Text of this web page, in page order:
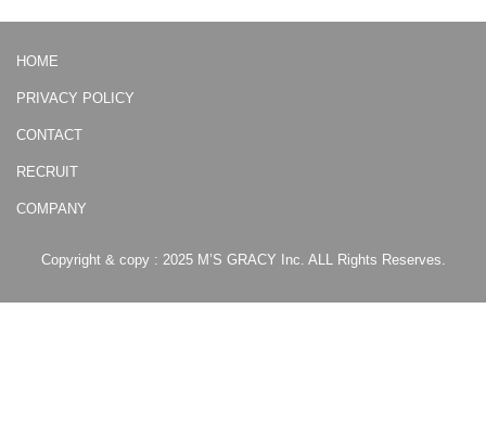
HOME
PRIVACY POLICY
CONTACT
RECRUIT
COMPANY
Copyright & copy : 2025 M’S GRACY Inc. ALL Rights Reserves.